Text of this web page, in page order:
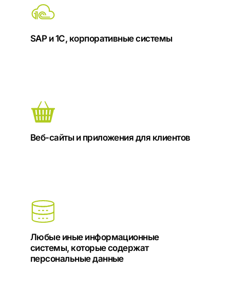
SAP и 1С, корпоративные системы
Веб-сайты и приложения для клиентов
Любые иные информационные
системы, которые содержат
персональные данные